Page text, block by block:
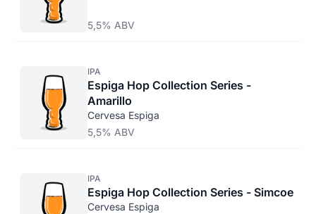
5,5% ABV
IPA
Espiga Hop Collection Series -
Amarillo
Cervesa Espiga
5,5% ABV
IPA
Espiga Hop Collection Series - Simcoe
Cervesa Espiga